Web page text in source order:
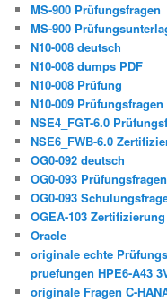
MS-900 Prüfungsfragen
MS-900
N10-008 deutsch
N10-008 dumps PDF
N10-008 Prüfung
N10-009 Prüfungsfragen
NSE4_FGT-6.0
NSE6_FWB-6.0
OG0-092 deutsch
OG0-093 Prüfungsfragen
OG0-093
OGEA-103 Zertifizierung
Oracle
originale echte
pruefungen HPE6-A43
originale Fragen C-